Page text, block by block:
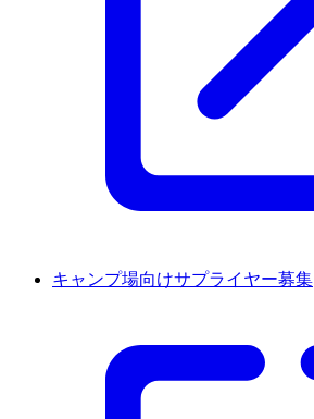
キャンプ場向けサプライヤー募集